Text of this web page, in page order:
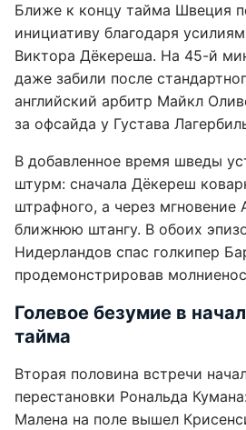
Ближе к концу тайма Швеция
инициативу благодаря
Виктора Дёкереша. На 45-й
даже забили после
английский арбитр Майкл
за офсайда у Густава
В добавленное время шведы
штурм: сначала Дёкереш
штрафного, а через мгновение
ближнюю штангу. В обоих
Нидерландов спас голкипер
продемонстрировав
Голевое безумие в
тайма
Вторая половина встречи
перестановки Рональда
Малена на поле вышел